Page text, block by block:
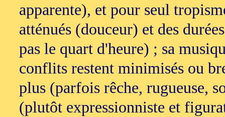
apparente), et pour seul
atténués (douceur) et des
pas le quart d'heure) ; sa
conflits restent minimisés ou
plus (parfois rêche, rugueuse,
(plutôt expressionniste et